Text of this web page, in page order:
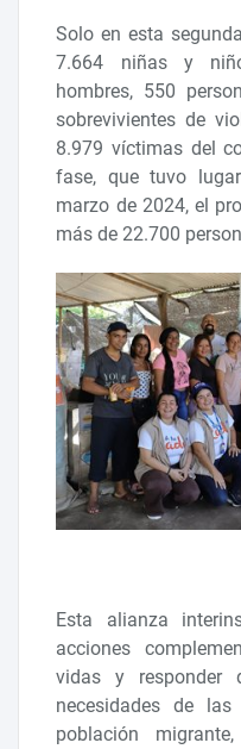
Solo en esta
7.664 niñas y
hombres, 550
sobrevivientes de
8.979 víctimas del
fase, que tuvo
marzo de 2024, el
más de 22.700
Esta alianza
acciones
vidas y responder
necesidades de
población